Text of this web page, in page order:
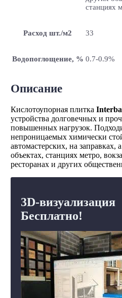
станциях
Расход шт./м2 33
Водопоглощение, % 0.7-0.9%
Описание
Кислотоупорная плитка
устройства долговечных и
повышенных нагрузок.
непроницаемых химически
автомастерских, на
объектах, станциях метро,
ресторанах и других
3D-визуализация
Бесплатно!